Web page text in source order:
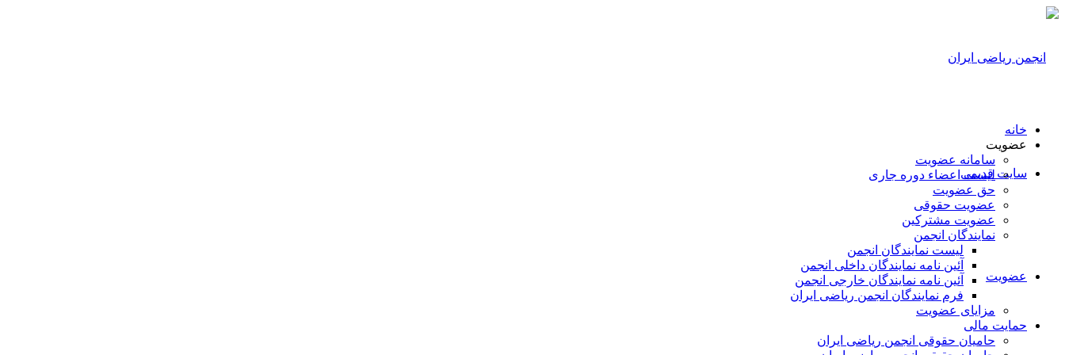
سایت قدیمی
عضویت
خانه
عضویت
سامانه عضویت
لیست اعضاء دوره جاری
حق عضویت
عضویت حقوقی
عضویت مشترکین
نمایندگان انجمن
لیست نمایندگان انجمن
آئین نامه نمایندگان داخلی انجمن
آئین نامه نمایندگان خارجی انجمن
فرم نمایندگان انجمن ریاضی ایران
مزایای عضویت
حمایت مالی
حامیان حقوقی انجمن ریاضی ایران